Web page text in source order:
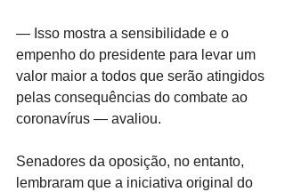
— Isso mostra a sensibilidade e o
empenho do presidente para levar um
valor maior a todos que serão atingidos
pelas consequências do combate ao
coronavírus — avaliou.
Senadores da oposição, no entanto,
lembraram que a iniciativa original do